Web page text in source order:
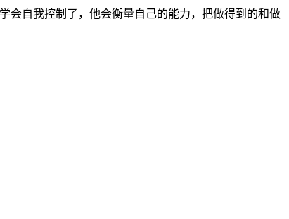
会自我控制了，他会衡量自己的能力，把做得到的和做